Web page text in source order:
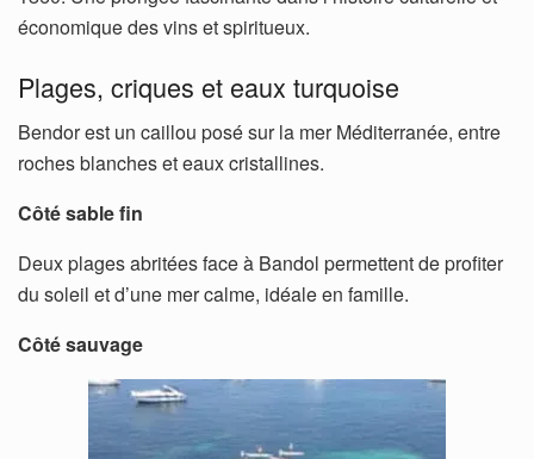
économique des vins et spiritueux.
Plages, criques et eaux turquoise
Bendor est un caillou posé sur la mer Méditerranée, entre
roches blanches et eaux cristallines.
Côté sable fin
Deux plages abritées face à Bandol permettent de profiter
du soleil et d’une mer calme, idéale en famille.
Côté sauvage